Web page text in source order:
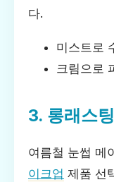
다.
미스트로
크림으로
3. 롱래스
여름철 눈썹 메
이크업 제품 선